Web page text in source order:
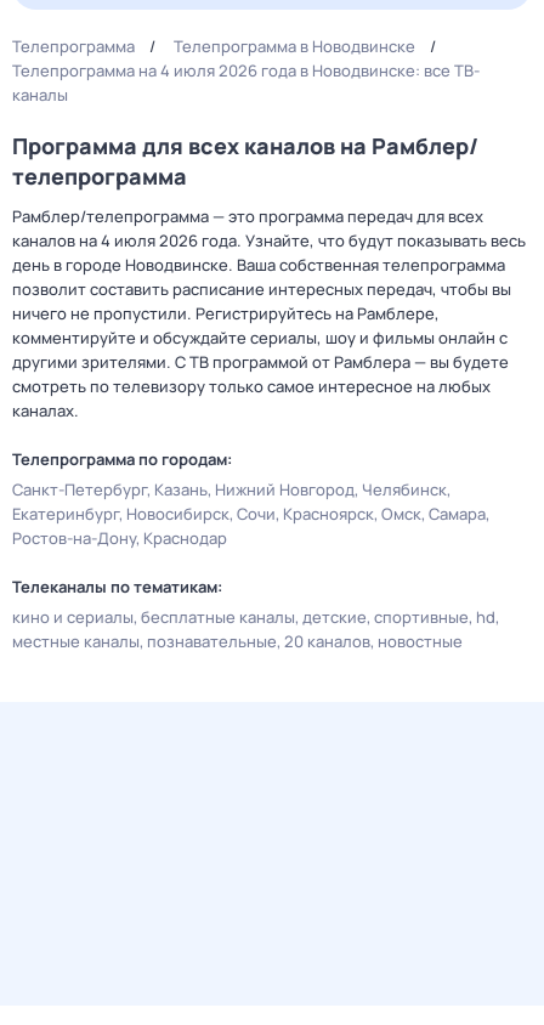
Телепрограмма
Телепрограмма в Новодвинске
Телепрограмма на 4 июля 2026 года в Новодвинске: все ТВ-
каналы
Программа для всех каналов на Рамблер/
телепрограмма
Рамблер/телепрограмма — это программа передач для всех
каналов на 4 июля 2026 года. Узнайте, что будут показывать весь
день в городе Новодвинске. Ваша собственная телепрограмма
позволит составить расписание интересных передач, чтобы вы
ничего не пропустили. Регистрируйтесь на Рамблере,
комментируйте и обсуждайте сериалы, шоу и фильмы онлайн с
другими зрителями. С ТВ программой от Рамблера — вы будете
смотреть по телевизору только самое интересное на любых
каналах.
Телепрограмма по городам:
Санкт-Петербург Казань Нижний Новгород Челябинск
Екатеринбург Новосибирск Сочи Красноярск Омск Самара
Ростов-на-Дону Краснодар
Телеканалы по тематикам:
кино и сериалы бесплатные каналы детские спортивные hd
местные каналы познавательные 20 каналов новостные